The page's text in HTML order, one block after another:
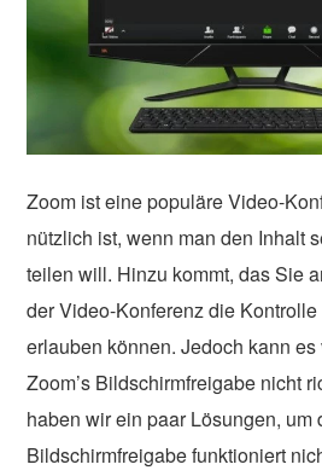
Zoom ist eine populäre Video-
nützlich ist, wenn man den Inhalt
teilen will. Hinzu kommt, das Sie
der Video-Konferenz die
erlauben können. Jedoch kann
Zoom’s Bildschirmfreigabe nicht
haben wir ein paar Lösungen, um
Bildschirmfreigabe funktioniert